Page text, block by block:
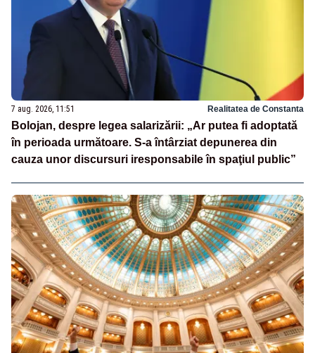
7 aug. 2026, 11:51 Realitatea de Constanta
Bolojan, despre legea salarizării: „Ar putea fi adoptată
în perioada următoare. S-a întârziat depunerea din
cauza unor discursuri iresponsabile în spaţiul public”